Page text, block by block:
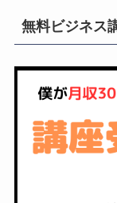
無料ビジネス